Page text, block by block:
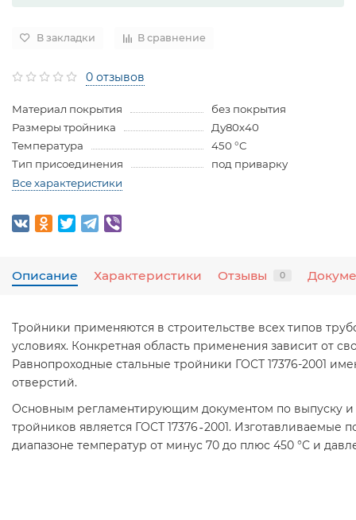
В закладки В сравнение
0 отзывов
Материал покрытия
без покрытия
Размеры тройника
Ду80х40
Температура
450 °C
Тип присоединения
под приварку
Все характеристики
Описание Характеристики Отзывы 0
Тройники применяются в строительстве всех типов
условиях. Конкретная область применения зависит от
Равнопроходные стальные тройники ГОСТ 17376-2001
отверстий.
Основным регламентирующим документом по выпуску и
тройников является ГОСТ 17376‑2001. Изготавливаемые
диапазоне температур от минус 70 до плюс 450 °С и